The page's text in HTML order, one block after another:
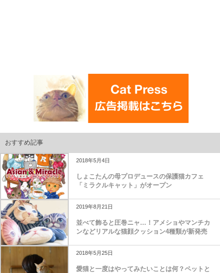
おすすめ記事
2018年5月4日
しょこたんの母プロデュースの保護猫カフェ
「ミラクルキャット」がオープン
2019年8月21日
並べて飾ると圧巻ニャ…！アメショやマンチカ
ンなどリアルな猫顔クッション4種類が新発売
2018年5月25日
愛猫と一度はやってみたいことは何？ペットと